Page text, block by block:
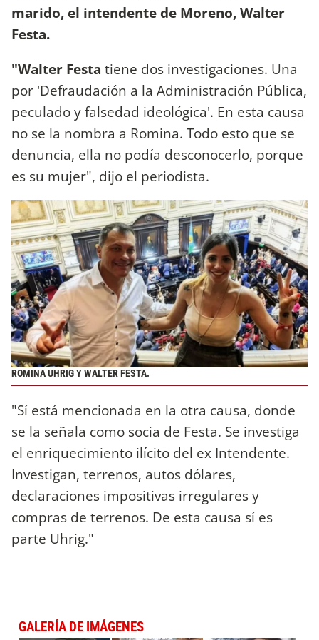
marido, el intendente de Moreno, Walter
Festa.
"Walter Festa tiene dos investigaciones. Una
por 'Defraudación a la Administración Pública,
peculado y falsedad ideológica'. En esta causa
no se la nombra a Romina. Todo esto que se
denuncia, ella no podía desconocerlo, porque
es su mujer", dijo el periodista.
ROMINA UHRIG Y WALTER FESTA.
"Sí está mencionada en la otra causa, donde
se la señala como socia de Festa. Se investiga
el enriquecimiento ilícito del ex Intendente.
Investigan, terrenos, autos dólares,
declaraciones impositivas irregulares y
compras de terrenos. De esta causa sí es
parte Uhrig."
GALERÍA DE IMÁGENES